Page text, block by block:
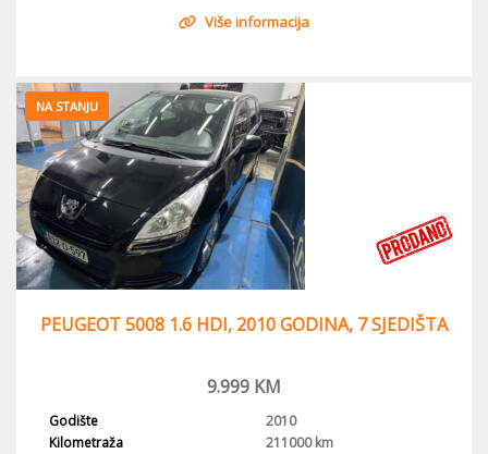
Više informacija
NA STANJU
PEUGEOT 5008 1.6 HDI, 2010 GODINA, 7 SJEDIŠTA
9.999 KM
Godište
2010
Kilometraža
211000 km